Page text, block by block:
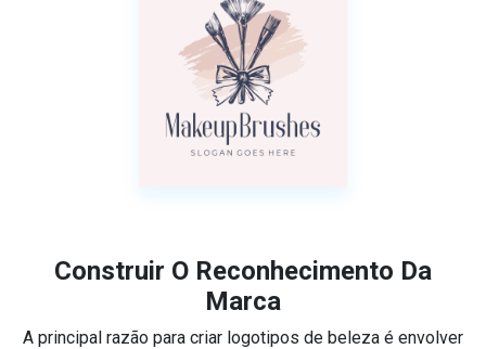
Construir O Reconhecimento Da
Marca
A principal razão para criar logotipos de beleza é envolver